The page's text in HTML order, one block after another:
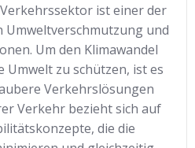
ist einer der
Umweltverschmutzung und
Um den Klimawandel
Umwelt zu schützen, ist es
Verkehrslösungen
Verkehr bezieht sich auf
die die